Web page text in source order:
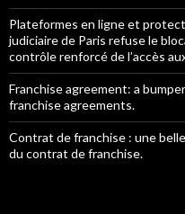
Plateformes en ligne et
judiciaire de Paris refuse le
contrôle renforcé de l’accès
Franchise agreement: a
franchise agreements.
Contrat de franchise : une
du contrat de franchise.